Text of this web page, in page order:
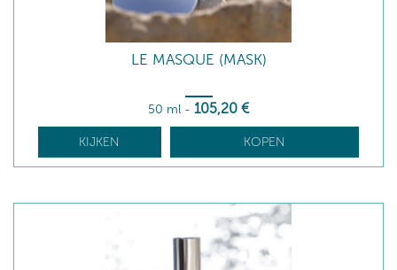
LE MASQUE (MASK)
50 ml - 105,20 €
KIJKEN KOPEN